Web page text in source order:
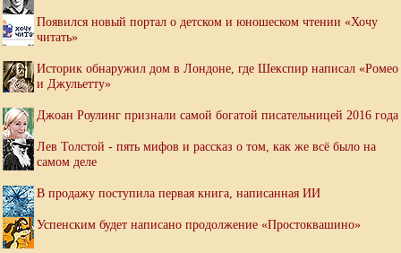
Появился новый портал о детском и юношеском чтении «Хочу
читать»
Историк обнаружил дом в Лондоне, где Шекспир написал «Ромео
и Джульетту»
Джоан Роулинг признали самой богатой писательницей 2016 года
Лев Толстой - пять мифов и рассказ о том, как же всё было на
самом деле
В продажу поступила первая книга, написанная ИИ
Успенским будет написано продолжение «Простоквашино»